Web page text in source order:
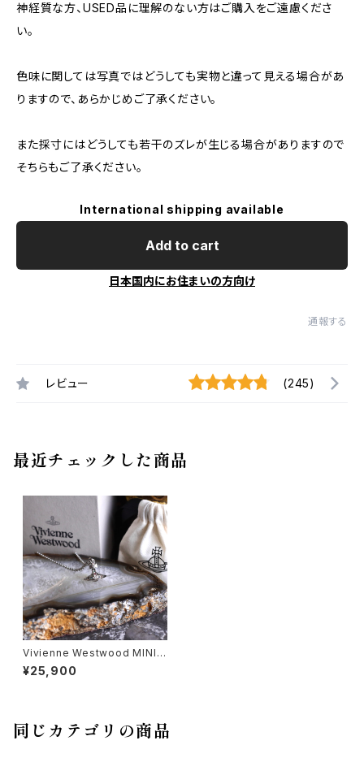
神経質な方、USED品に理解のない方はご購入をご遠慮くださ
い。
色味に関しては写真ではどうしても実物と違って見える場合があ
りますので、あらかじめご了承ください。
また採寸にはどうしても若干のズレが生じる場合がありますので
そちらもご了承ください。
International shipping available
Add to cart
日本国内にお住まいの方向け
通報する
レビュー (245)
最近チェックした商品
Vivienne Westwood MINI
ORB DESIGN CHAIN NECKL
ACE/ヴィヴィアンウエストウッド
¥25,900
同じカテゴリの商品